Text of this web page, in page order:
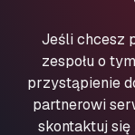
Andamur
Aut A1 Exit
Anglia Motel
Washway
Anpol Sp. z
Ul. Torunska
Jeśli chcesz
zespołu o
przystąpienie
partnerowi
skontaktuj się